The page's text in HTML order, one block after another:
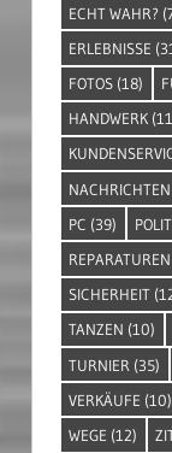
ECHT WAHR?
ERLEBNISSE
FOTOS (18)
HANDWERK
NACHRICHTEN
PC (39)
REPARATUREN
SICHERHEIT
TANZEN (10)
TURNIER (35)
VERKÄUFE (10)
WEGE (12)